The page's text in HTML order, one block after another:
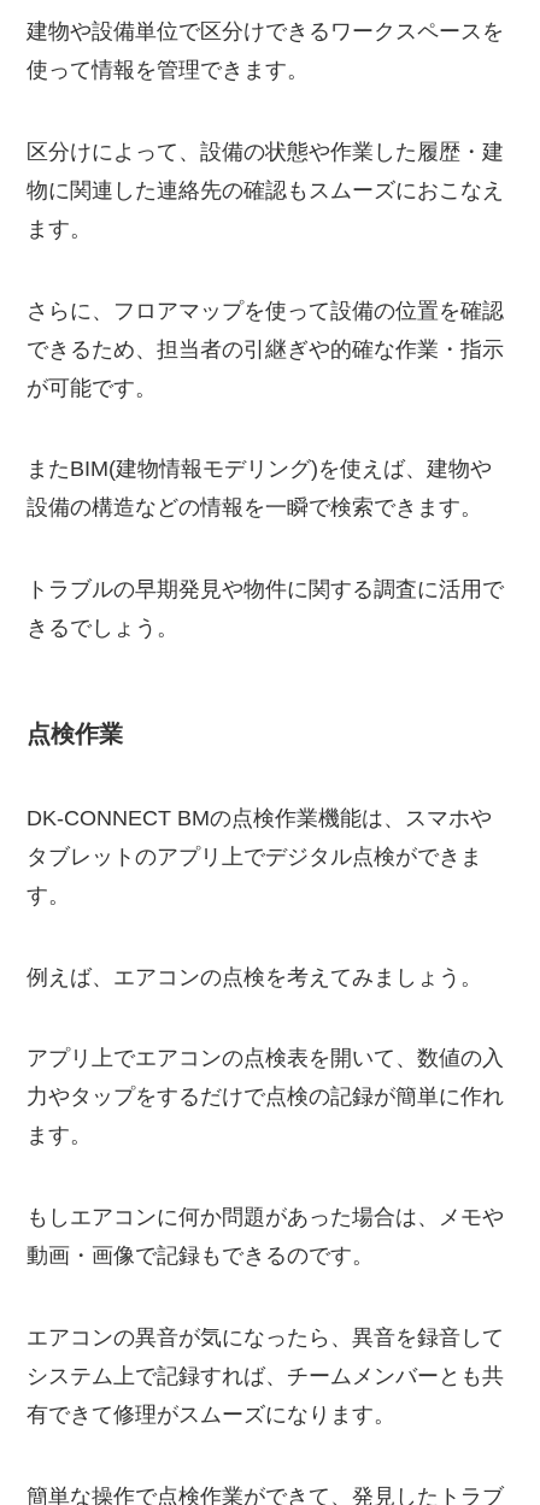
建物や設備単位で区分けできるワークスペースを
使って情報を管理できます。
区分けによって、設備の状態や作業した履歴・建
物に関連した連絡先の確認もスムーズにおこなえ
ます。
さらに、フロアマップを使って設備の位置を確認
できるため、担当者の引継ぎや的確な作業・指示
が可能です。
またBIM(建物情報モデリング)を使えば、建物や
設備の構造などの情報を一瞬で検索できます。
トラブルの早期発見や物件に関する調査に活用で
きるでしょう。
点検作業
DK-CONNECT BMの点検作業機能は、スマホや
タブレットのアプリ上でデジタル点検ができま
す。
例えば、エアコンの点検を考えてみましょう。
アプリ上でエアコンの点検表を開いて、数値の入
力やタップをするだけで点検の記録が簡単に作れ
ます。
もしエアコンに何か問題があった場合は、メモや
動画・画像で記録もできるのです。
エアコンの異音が気になったら、異音を録音して
システム上で記録すれば、チームメンバーとも共
有できて修理がスムーズになります。
簡単な操作で点検作業ができて、発見したトラブ